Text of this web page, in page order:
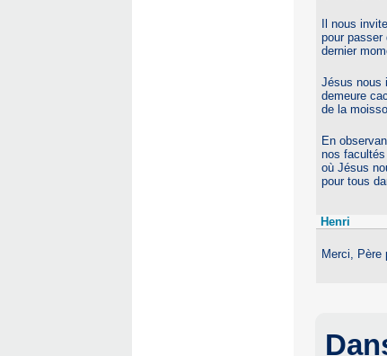
Il nous
pour passer
dernier
Jésus nous
demeure
de la
En
nos
où Jésus
pour tous
Henri
Merci, Père